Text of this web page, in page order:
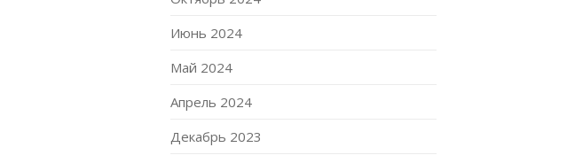
Июнь 2024
Май 2024
Апрель 2024
Декабрь 2023